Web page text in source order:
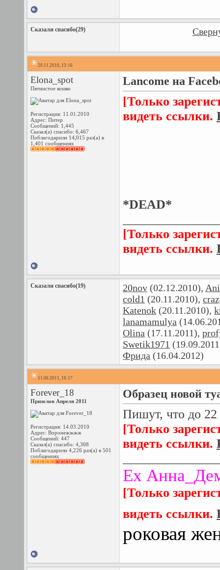
Сказали спасибо(29)
20.11.2010, 13:16
Elona_spot
Пятнистое кошко
Регистрация: 11.01.2010
Адрес: Питер
Сообщений: 1,445
Сказал(а) спасибо: 6,467
Поблагодарили 14,015 раз(а) в
1,401 сообщениях
Lancome на
[Только
видеть ссылки.
*DEAD*
[Только
видеть ссылки.
Сказали спасибо(19) 20nov (02.12.2010),
cold1 (20.11.2010),
Katenok (20.11.2010),
lanamamulya
Olina (17.11.2011),
Swetik1971
Фрида (16.04.2012)
11.06.2011, 16:17
Forever_18
Призолов Апреля 2011
Регистрация: 14.03.2010
Адрес: Воронежжжж
Сообщений: 447
Сказал(а) спасибо: 4,308
Поблагодарили 4,226 раз(а) в 501
сообщениях
Образец новой
Пишут, что до
[Только
видеть ссылки.
Ех
[Только
видеть ссылки.
роковая